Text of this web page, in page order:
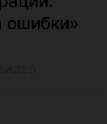
ошибки»